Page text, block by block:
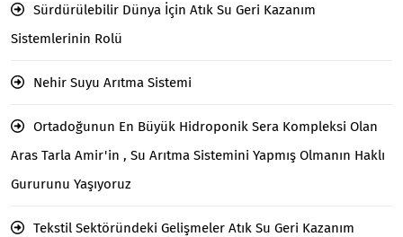
Sürdürülebilir Dünya İçin Atık Su Geri Kazanım
Sistemlerinin Rolü
Nehir Suyu Arıtma Sistemi
Ortadoğunun En Büyük Hidroponik Sera Kompleksi Olan
Aras Tarla Amir'in , Su Arıtma Sistemini Yapmış Olmanın Haklı
Gururunu Yaşıyoruz
Tekstil Sektöründeki Gelişmeler Atık Su Geri Kazanım